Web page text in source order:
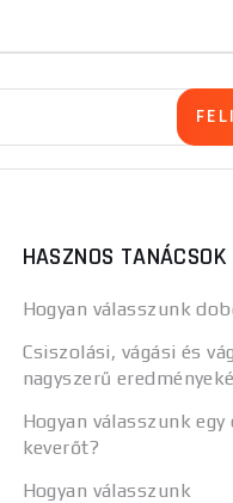
HASZNOS TANÁCSOK
Hogyan válasszunk
Csiszolási, vágási és
nagyszerű
Hogyan válasszunk
keverőt?
Hogyan válasszunk